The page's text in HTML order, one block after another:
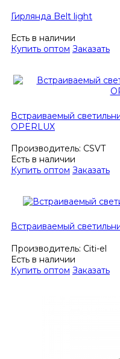
Гирлянда Belt light
Есть в наличии
Купить оптом Заказать
Встраиваемый
OPERLUX
Производитель: CSVT
Есть в наличии
Купить оптом Заказать
Встраиваемый
Производитель: Citi-el
Есть в наличии
Купить оптом Заказать